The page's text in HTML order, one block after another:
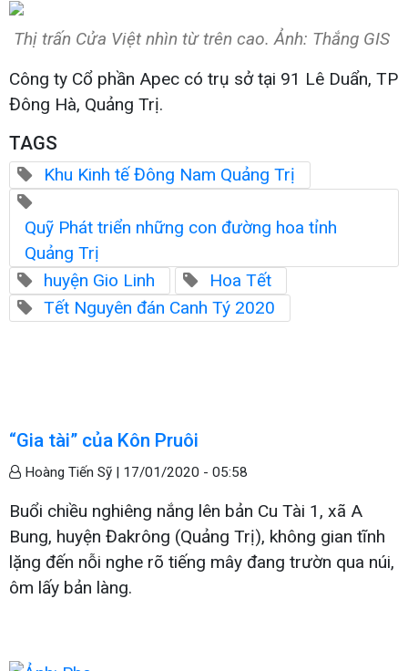
Thị trấn Cửa Việt nhìn từ trên cao. Ảnh: Thắng GIS
Công ty Cổ phần Apec có trụ sở tại 91 Lê Duẩn, TP
Đông Hà, Quảng Trị.
TAGS
Khu Kinh tế Đông Nam Quảng Trị
Quỹ Phát triển những con đường hoa tỉnh
Quảng Trị
huyện Gio Linh
Hoa Tết
Tết Nguyên đán Canh Tý 2020
“Gia tài” của Kôn Pruôi
Hoàng Tiến Sỹ | 17/01/2020 - 05:58
Buổi chiều nghiêng nắng lên bản Cu Tài 1, xã A
Bung, huyện Đakrông (Quảng Trị), không gian tĩnh
lặng đến nỗi nghe rõ tiếng mây đang trườn qua núi,
ôm lấy bản làng.